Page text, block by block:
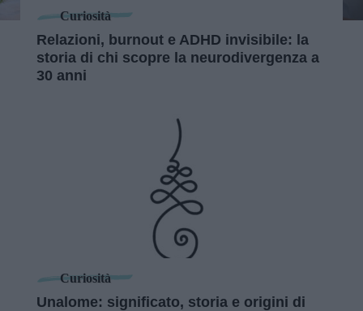
Curiosità
Relazioni, burnout e ADHD invisibile: la
storia di chi scopre la neurodivergenza a
30 anni
Curiosità
Unalome: significato, storia e origini di